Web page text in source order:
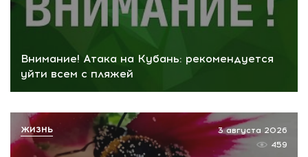
Внимание! Атака на Кубань: рекомендуется
уйти всем с пляжей
3 августа 2026
459
ЖИЗНЬ